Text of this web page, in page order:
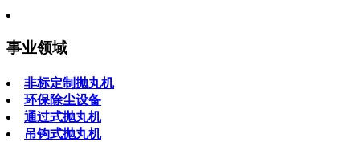
事业领域
非标定制抛丸机
环保除尘设备
通过式抛丸机
吊钩式抛丸机